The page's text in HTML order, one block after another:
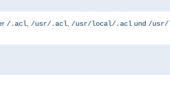
/.acl, /usr/.acl, /usr/local/.acl und /usr/